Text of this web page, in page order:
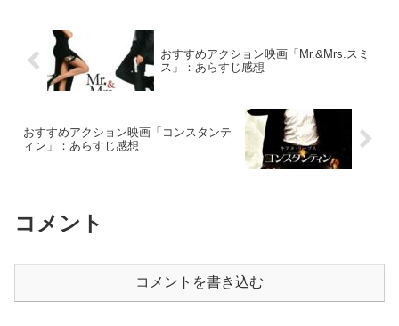
おすすめアクション映画「Mr.&Mrs.スミ
ス」：あらすじ感想
おすすめアクション映画「コンスタンテ
ィン」：あらすじ感想
コメント
コメントを書き込む